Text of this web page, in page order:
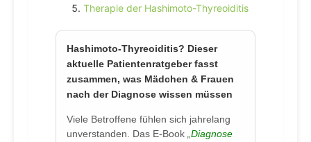
Therapie der Hashimoto-Thyreoiditis
Hashimoto-Thyreoiditis? Dieser
aktuelle Patientenratgeber fasst
zusammen, was Mädchen & Frauen
nach der Diagnose wissen müssen
Viele Betroffene fühlen sich jahrelang
unverstanden. Das E-Book Diagnose